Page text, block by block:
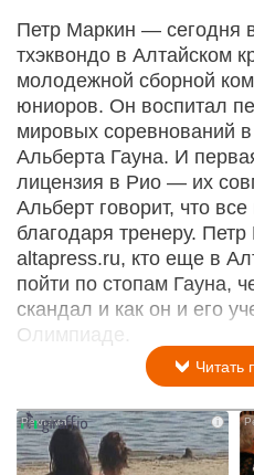
Петр Маркин — сегодня
тхэквондо в Алтайском
молодежной сборной
юниоров. Он воспитал
мировых соревнований
Альберта Гауна. И
лицензия в Рио — их
Альберт говорит, что
благодаря тренеру.
altapress.ru, кто еще в
пойти по стопам Гауна,
скандал и как он и его
Олимпиаде.
Читать
i